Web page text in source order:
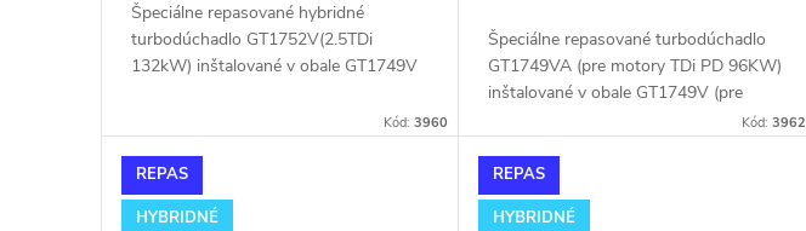
Špeciálne repasované hybridné
turbodúchadlo GT1752V(2.5TDi
132kW) inštalované v obale GT1749V
najmä k výkonnostným úpravam ako
Alhambra 1.9TDi 81kW AFN AVG.
Kód:3960
Špeciálne repasované turbodúchadlo
GT1749VA (pre motory TDi PD 96KW)
inštalované v obale GT1749V (pre
motory TDi 66-85KW). Vhodné najmä
chiptuning. Pre vozidlá Seat Alhambra
1.9TDi 85kW AUY.
Kód: 3962
REPAS
HYBRIDNÉ
REPAS
HYBRIDNÉ